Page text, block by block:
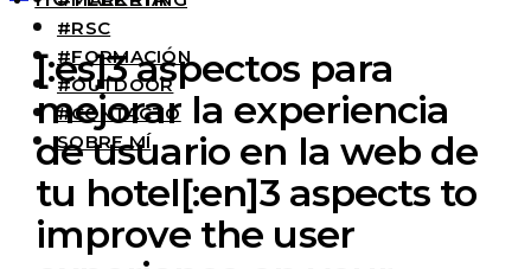
#RSC
#FORMACIÓN
#OUTDOOR
#CONTACTO
SOBRE MÍ
[:es]3 aspectos para
mejorar la experiencia
de usuario en la web de
tu hotel[:en]3 aspects to
improve the user